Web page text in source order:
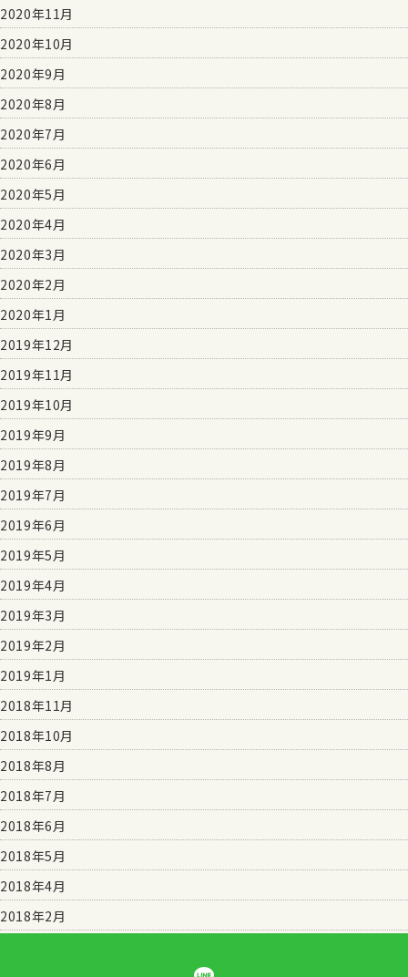
2020年11月
2020年10月
2020年9月
2020年8月
2020年7月
2020年6月
2020年5月
2020年4月
2020年3月
2020年2月
2020年1月
2019年12月
2019年11月
2019年10月
2019年9月
2019年8月
2019年7月
2019年6月
2019年5月
2019年4月
2019年3月
2019年2月
2019年1月
2018年11月
2018年10月
2018年8月
2018年7月
2018年6月
2018年5月
2018年4月
2018年2月